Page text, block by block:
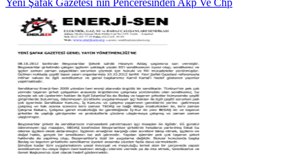
Yeni Şafak Gazetesi`nin Penceresinden Akp Ve Chp